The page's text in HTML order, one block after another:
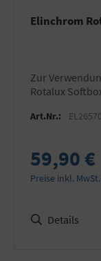
Elinchrom
zur Verwendung einer Elinchrom
Rotalux
Art.Nr.: EL26570
59,90 €
Preise inkl.
Details